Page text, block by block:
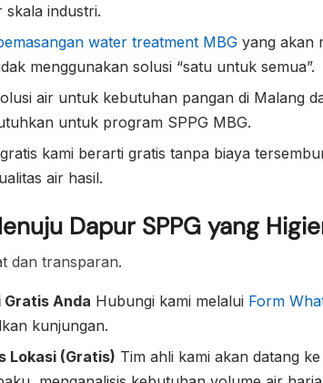
skala industri.
water treatment MBG yang akan
menggunakan solusi “satu untuk semua”.
air untuk kebutuhan pangan di Malang
untuk program SPPG MBG.
kami berarti gratis tanpa biaya
air hasil.
Dapur SPPG yang
dan transparan.
Gratis Anda Hubungi kami melalui Form
kunjungan.
Lokasi (Gratis) Tim ahli kami akan datang